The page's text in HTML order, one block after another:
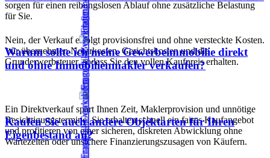
sorgen für einen reibungslosen Ablauf ohne zusätzliche Belastung
für Sie.
Nein, der Verkauf erfolgt provisionsfrei und ohne versteckte Kosten.
Wir übernehmen Notarkosten, Gerichtskosten und die
Grunderwerbsteuer, sodass Sie den vollen Kaufpreis erhalten.
Warum sollte ich meine Gewerbeimmobilie direkt
und ohne Immobilienmakler verkaufen?
Ein Direktverkauf spart Ihnen Zeit, Maklerprovision und unnötige
Besichtigungstermine. Sie erhalten schnell ein faires Kaufangebot
und profitieren von einer sicheren, diskreten Abwicklung ohne
Wartezeiten oder unsichere Finanzierungszusagen von Käufern.
Kaufen Sie auch andere Objektarten für Ihren
Eigenbestand an?